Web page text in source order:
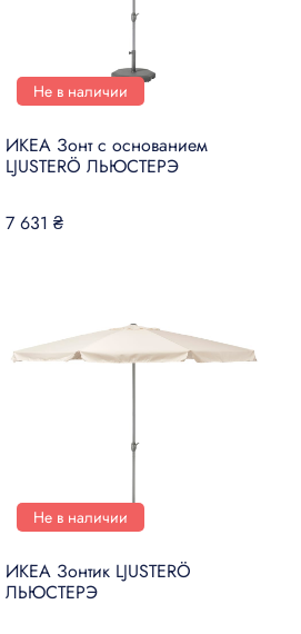
Не в наличии
ИКЕА Зонт с основанием
LJUSTERÖ ЛЬЮСТЕРЭ
7 631 ₴
Не в наличии
ИКЕА Зонтик LJUSTERÖ
ЛЬЮСТЕРЭ